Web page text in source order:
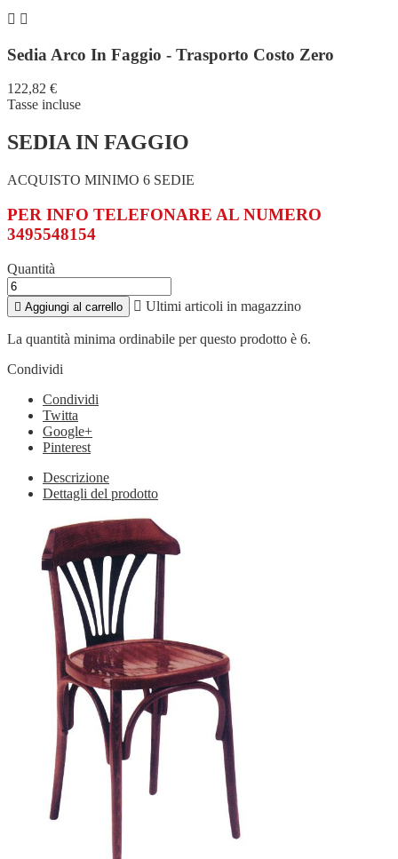
 
Sedia Arco In Faggio - Trasporto Costo Zero
122,82 €
Tasse incluse
SEDIA IN FAGGIO
ACQUISTO MINIMO 6 SEDIE
PER INFO TELEFONARE AL NUMERO
3495548154
Quantità
 Aggiungi al carrello  Ultimi articoli in magazzino
La quantità minima ordinabile per questo prodotto è 6.
Condividi
Condividi
Twitta
Google+
Pinterest
Descrizione
Dettagli del prodotto